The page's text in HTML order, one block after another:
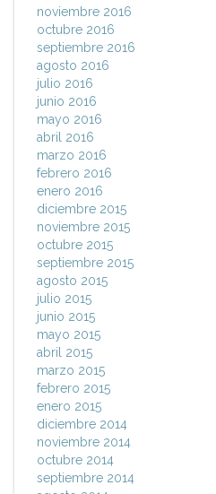
noviembre 2016
octubre 2016
septiembre 2016
agosto 2016
julio 2016
junio 2016
mayo 2016
abril 2016
marzo 2016
febrero 2016
enero 2016
diciembre 2015
noviembre 2015
octubre 2015
septiembre 2015
agosto 2015
julio 2015
junio 2015
mayo 2015
abril 2015
marzo 2015
febrero 2015
enero 2015
diciembre 2014
noviembre 2014
octubre 2014
septiembre 2014